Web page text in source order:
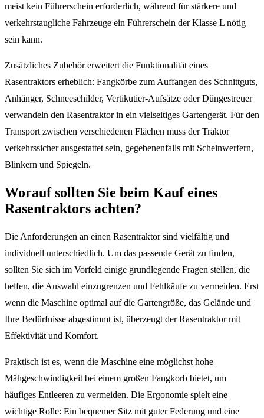
meist kein Führerschein erforderlich, während für stärkere und
verkehrstaugliche Fahrzeuge ein Führerschein der Klasse L nötig
sein kann.
Zusätzliches Zubehör erweitert die Funktionalität eines
Rasentraktors erheblich: Fangkörbe zum Auffangen des Schnittguts,
Anhänger, Schneeschilder, Vertikutier-Aufsätze oder Düngestreuer
verwandeln den Rasentraktor in ein vielseitiges Gartengerät. Für den
Transport zwischen verschiedenen Flächen muss der Traktor
verkehrssicher ausgestattet sein, gegebenenfalls mit Scheinwerfern,
Blinkern und Spiegeln.
Worauf sollten Sie beim Kauf eines
Rasentraktors achten?
Die Anforderungen an einen Rasentraktor sind vielfältig und
individuell unterschiedlich. Um das passende Gerät zu finden,
sollten Sie sich im Vorfeld einige grundlegende Fragen stellen, die
helfen, die Auswahl einzugrenzen und Fehlkäufe zu vermeiden. Erst
wenn die Maschine optimal auf die Gartengröße, das Gelände und
Ihre Bedürfnisse abgestimmt ist, überzeugt der Rasentraktor mit
Effektivität und Komfort.
Praktisch ist es, wenn die Maschine eine möglichst hohe
Mähgeschwindigkeit bei einem großen Fangkorb bietet, um
häufiges Entleeren zu vermeiden. Die Ergonomie spielt eine
wichtige Rolle: Ein bequemer Sitz mit guter Federung und eine